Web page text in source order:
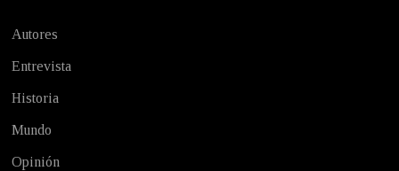
Autores
Entrevista
Historia
Mundo
Opinión